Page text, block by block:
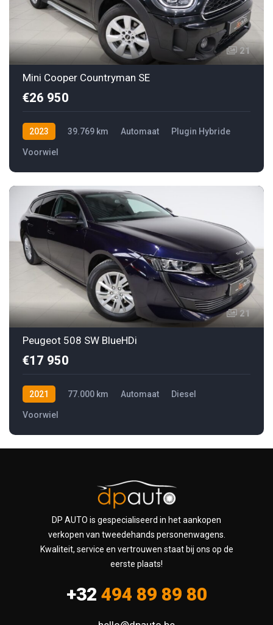
21
Mini Cooper Countryman SE
€26 950
2023 39.769 km Automaat Plugin Hybride
Voorwiel
21
Peugeot 508 SW BlueHDi
€17 950
2021 77.000 km Automaat Diesel
Voorwiel
DP AUTO is gespecialiseerd in het aankopen
verkopen van tweedehands personenwagens.
Kwaliteit, service en vertrouwen staat bij ons op de
eerste plaats!
+32 494 89 89 80